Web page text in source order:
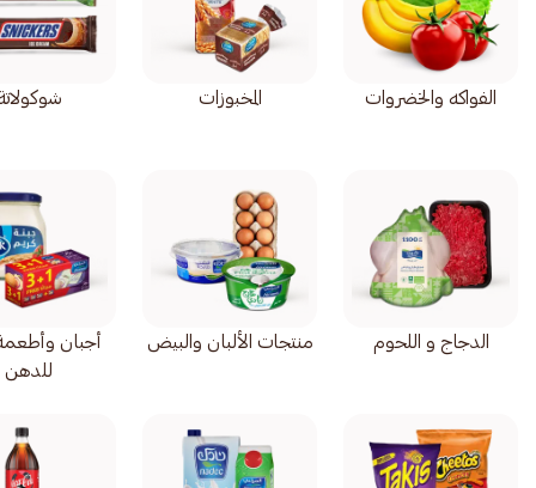
الفواكه والخضروات
الدجاج و اللحوم
المخبوزات
منتجات الألبان والبيض
أجبان
للدهن